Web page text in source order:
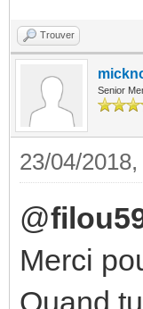
Trouver
Senior
23/04/
@
Merci
Quand